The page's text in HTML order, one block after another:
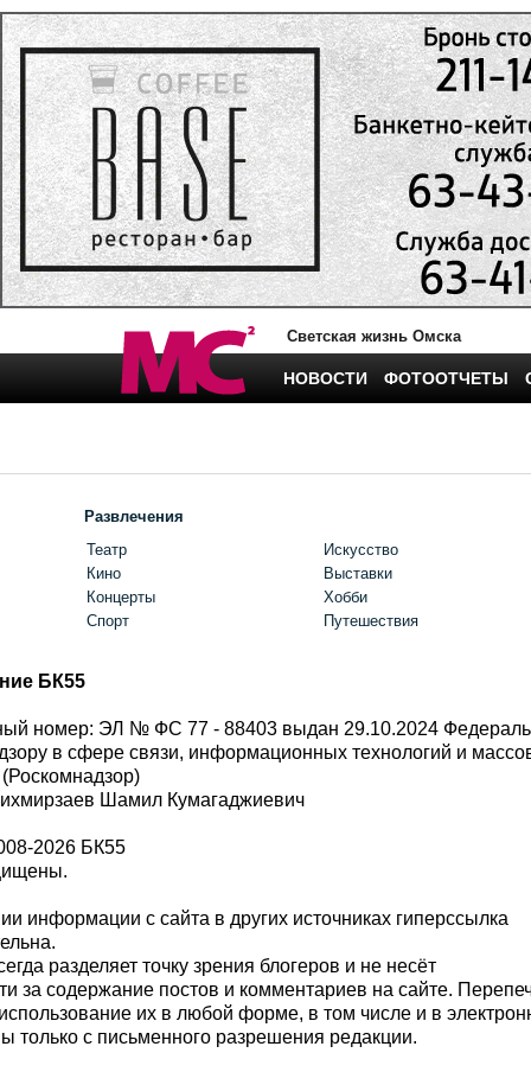
Светская жизнь Омска
НОВОСТИ ФОТООТЧЕТЫ
Развлечения
Театр
Кино
Концерты
Спорт
Искусство
Выставки
Хобби
Путешествия
БК55
номер: ЭЛ № ФС 77 - 88403 выдан 29.10.2024
в сфере связи, информационных технологий и
Шамил Кумагаджиевич
2026 БК55
информации с сайта в других источниках гиперссылка
разделяет точку зрения блогеров и не несёт
за содержание постов и комментариев на сайте.
их в любой форме, в том числе и в
с письменного разрешения редакции.